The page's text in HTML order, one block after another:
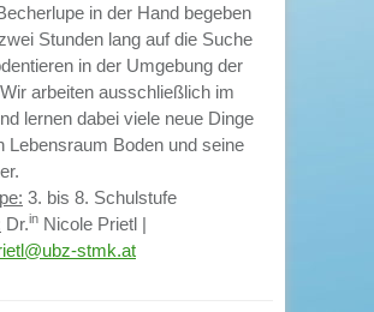
in der Hand begeben
Stunden lang auf die Suche
in der Umgebung der
arbeiten ausschließlich im
lernen dabei viele neue Dinge
Lebensraum Boden und seine
3. bis 8. Schulstufe
Dr.in Nicole Prietl |
stmk.at